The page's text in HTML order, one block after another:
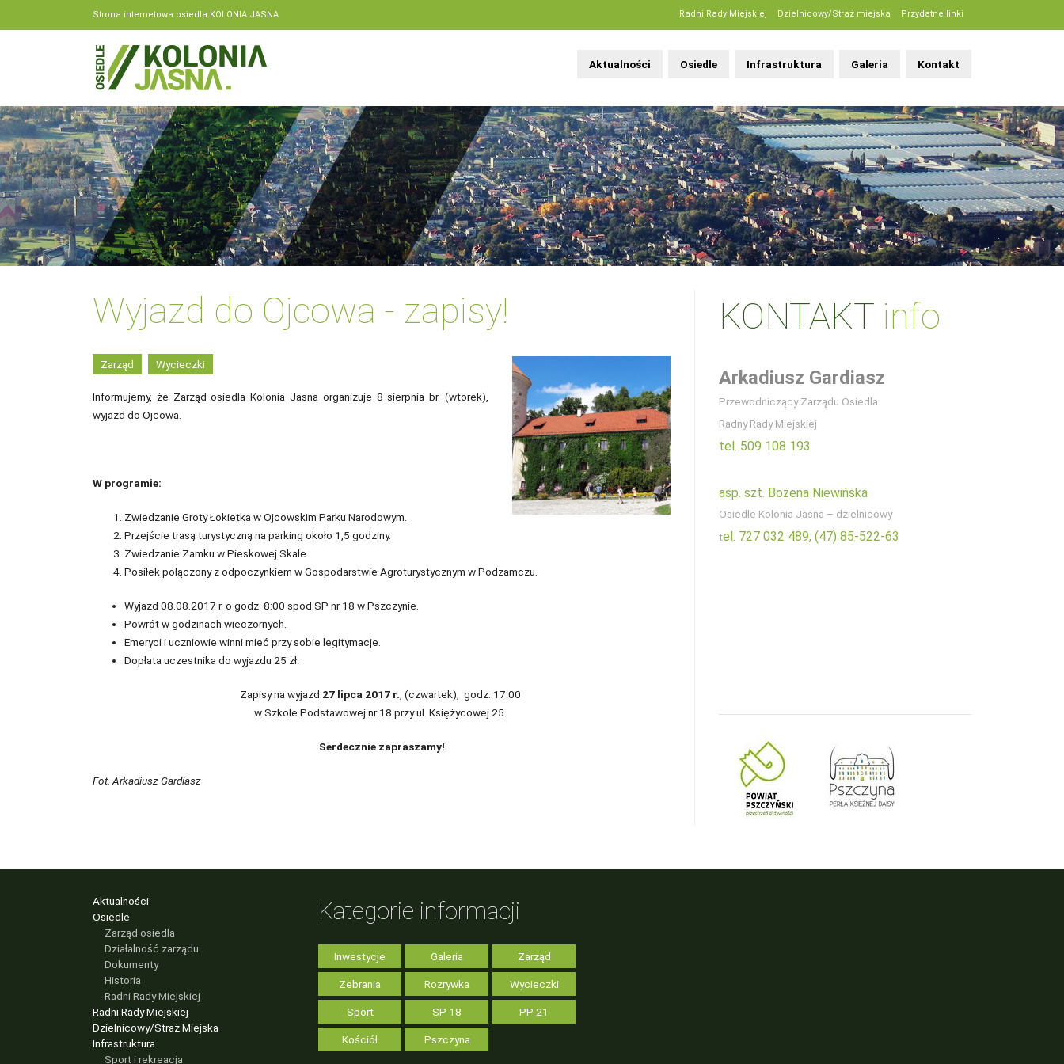
Strona internetowa osiedla KOLONIA JASNA Radni Rady Miejskiej Dzielnicowy/Straż miejska Przydatne linki
Aktualności Osiedle Infrastruktura Galeria Kontakt
Wyjazd do Ojcowa - zapisy!
Zarząd Wycieczki
Informujemy, że Zarząd osiedla Kolonia Jasna organizuje 8 sierpnia br. (wtorek),
wyjazd do Ojcowa.
W programie:
Zwiedzanie Groty Łokietka w Ojcowskim Parku Narodowym.
Przejście trasą turystyczną na parking około 1,5 godziny.
Zwiedzanie Zamku w Pieskowej Skale.
Posiłek połączony z odpoczynkiem w Gospodarstwie Agroturystycznym w Podzamczu.
Wyjazd 08.08.2017 r. o godz. 8:00 spod SP nr 18 w Pszczynie.
Powrót w godzinach wieczornych.
Emeryci i uczniowie winni mieć przy sobie legitymacje.
Dopłata uczestnika do wyjazdu 25 zł.
Zapisy na wyjazd 27 lipca 2017 r. , (czwartek), godz. 17.00
w Szkole Podstawowej nr 18 przy ul. Księżycowej 25.
Serdecznie zapraszamy!
Fot. Arkadiusz Gardiasz
KONTAKT info
Arkadiusz Gardiasz
Przewodniczący Zarządu Osiedla
Radny Rady Miejskiej
tel. 509 108 193
asp. szt. Bożena Niewińska
Osiedle Kolonia Jasna – dzielnicowy
tel. 727 032 489, (47) 85-522-63
Aktualności
Osiedle
Zarząd osiedla
Działalność zarządu
Dokumenty
Historia
Radni Rady Miejskiej
Radni Rady Miejskiej
Dzielnicowy/Straż Miejska
Infrastruktura
Sport i rekreacja
Kategorie informacji
Inwestycje Galeria Zarząd
Zebrania Rozrywka Wycieczki
Sport SP 18 PP 21
Kościół Pszczyna